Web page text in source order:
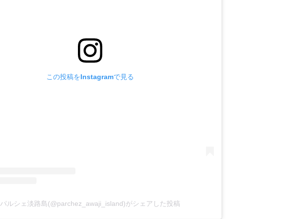
この投稿をInstagramで見る
パルシェ淡路島(@parchez_awaji_island)がシェアした投稿